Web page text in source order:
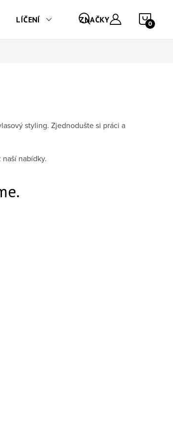
LÍČENÍ ZNAČKY
styling. Zjednodušte si práci a
nabídky.